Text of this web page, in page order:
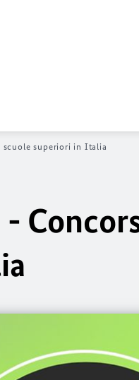
scuole superiori in Italia